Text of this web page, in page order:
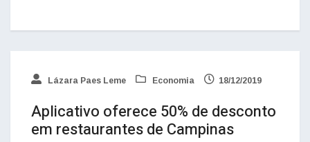
Lázara Paes Leme Economia 18/12/2019
Aplicativo oferece 50% de desconto
em restaurantes de Campinas